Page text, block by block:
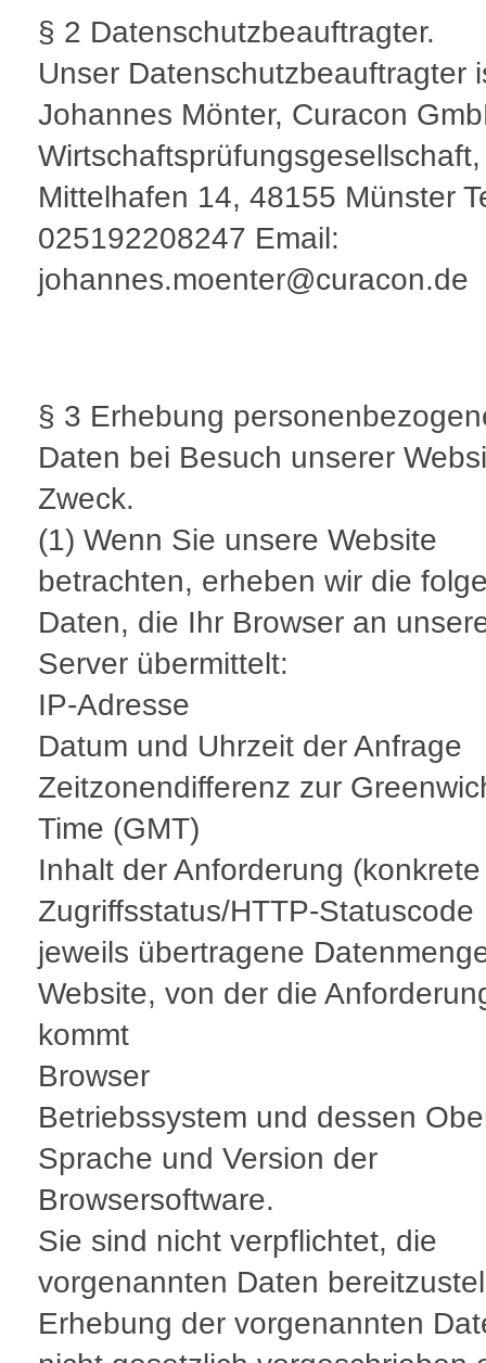
§ 2 Datenschutzbeauftragter.
Unser Datenschutzbeauftragter
Johannes Mönter, Curacon
Wirtschaftsprüfungsgesellschaft,
Mittelhafen 14, 48155 Münster
025192208247 Email:
johannes.moenter@curacon.de
§ 3 Erhebung
Daten bei Besuch unserer
Zweck.
(1) Wenn Sie unsere Website
betrachten, erheben wir die
Daten, die Ihr Browser an
Server übermittelt:
IP-Adresse
Datum und Uhrzeit der Anfrage
Zeitzonendifferenz zur
Time (GMT)
Inhalt der Anforderung
Zugriffsstatus/HTTP-Statuscode
jeweils übertragene
Website, von der die
kommt
Browser
Betriebssystem und dessen
Sprache und Version der
Browsersoftware.
Sie sind nicht verpflichtet, die
vorgenannten Daten
Erhebung der vorgenannten